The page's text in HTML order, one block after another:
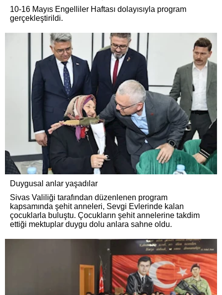
10-16 Mayıs Engelliler Haftası dolayısıyla program
gerçekleştirildi.
Duygusal anlar yaşadılar
Sivas Valiliği tarafından düzenlenen program
kapsamında şehit anneleri, Sevgi Evlerinde kalan
çocuklarla buluştu. Çocukların şehit annelerine takdim
ettiği mektuplar duygu dolu anlara sahne oldu.